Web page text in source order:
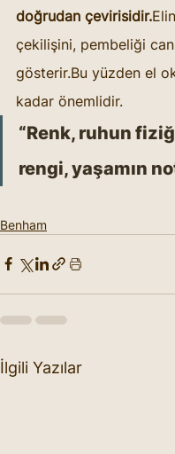
doğrudan çevirisidir.
çekilişini, pembeliği
gösterir.Bu yüzden el
kadar önemlidir.
“Renk, ruhun
rengi, yaşamın
Benham
İlgili Yazılar